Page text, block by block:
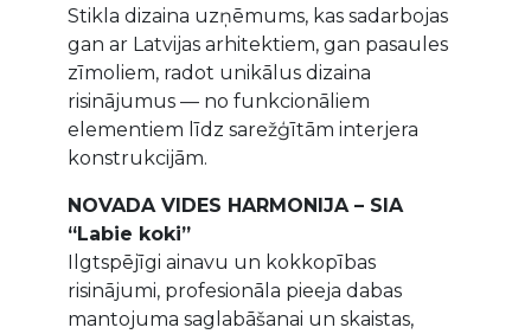
Stikla dizaina uzņēmums, kas sadarbojas
gan ar Latvijas arhitektiem, gan pasaules
zīmoliem, radot unikālus dizaina
risinājumus — no funkcionāliem
elementiem līdz sarežģītām interjera
konstrukcijām.
NOVADA VIDES HARMONIJA – SIA
“Labie koki”
Ilgtspējīgi ainavu un kokkopības
risinājumi, profesionāla pieeja dabas
mantojuma saglabāšanai un skaistas,